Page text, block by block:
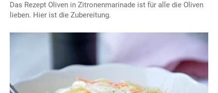
Das Rezept Oliven in Zitronenmarinade ist für alle die Oliven
lieben. Hier ist die Zubereitung.